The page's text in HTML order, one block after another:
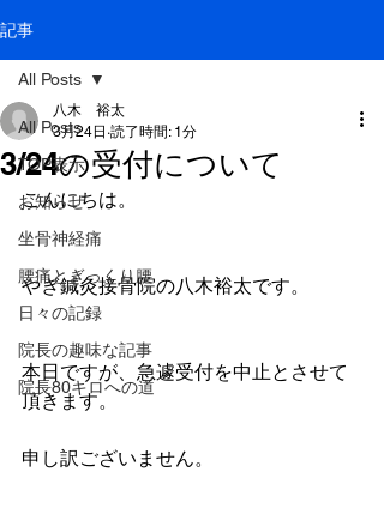
記事
All Posts
TOP表示
お知らせ
坐骨神経痛
腰痛とぎっくり腰
日々の記録
院長の趣味な記事
院長80キロへの道
All Posts
3/24の受付について
八木 裕太
3月24日 読了時間: 1分
こんにちは。
やぎ鍼灸接骨院の八木裕太です。
本日ですが、急遽受付を中止とさせて
頂きます。
申し訳ございません。